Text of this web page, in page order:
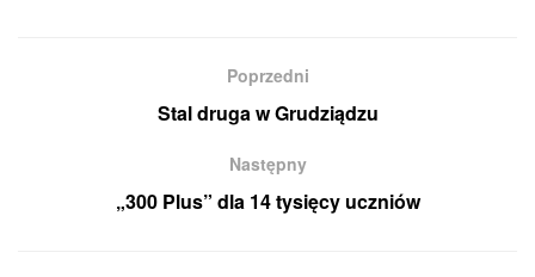
Poprzedni
Stal druga w Grudziądzu
Następny
„300 Plus” dla 14 tysięcy uczniów